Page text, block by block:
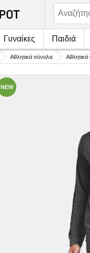
Γυναίκες Παιδιά
Αθλητικά σύνολα
NEW